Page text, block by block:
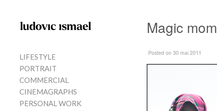
LIFESTYLE
PORTRAIT
COMMERCIAL
CINEMAGRAPHS
PERSONAL WORK
Magic
Posted on 30 mai 2011